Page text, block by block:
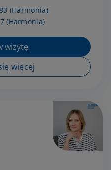
(Harmonia)
(Harmonia)
wizytę
więcej